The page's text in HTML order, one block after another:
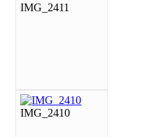
IMG_2411
IMG_2410